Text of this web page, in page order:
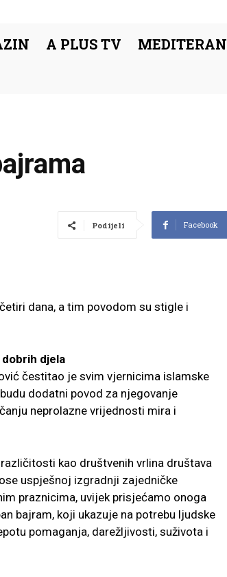
A PLUS TV
Podijeli Facebook
dana, a tim povodom su stigle i
djela
čestitao je svim vjernicima islamske
dodatni povod za njegovanje
neprolazne vrijednosti mira i
kao društvenih vrlina društava
uspješnoj izgradnji zajedničke
praznicima, uvijek prisjećamo onoga
bajram, koji ukazuje na potrebu ljudske
pomaganja, darežljivosti, suživota i